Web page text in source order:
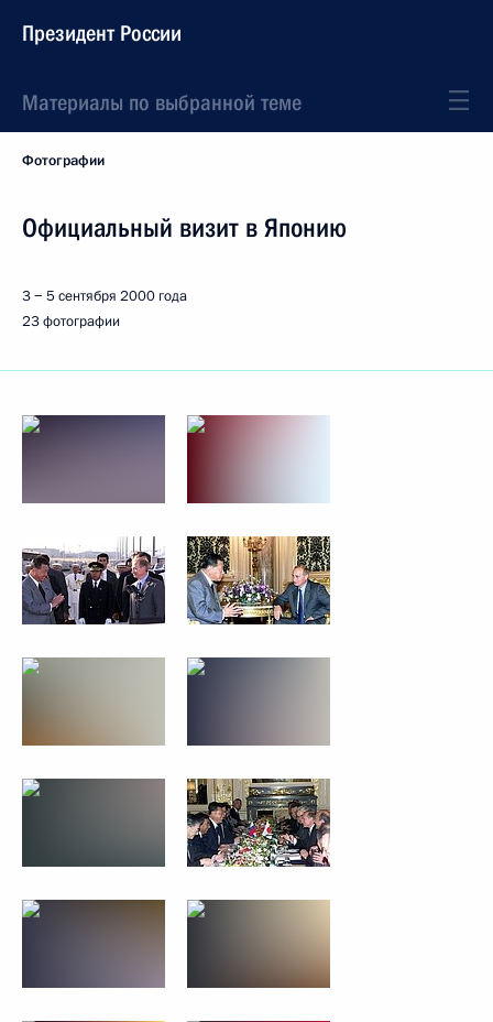
Президент России
Материалы по выбранной теме
Фотографии
Официальный визит в Японию
3 − 5 сентября 2000 года
23 фотографии